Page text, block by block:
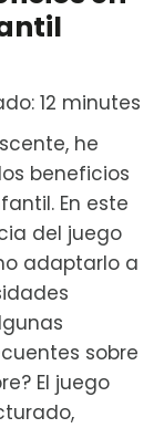
12 minutes
he
beneficios
En este
del juego
adaptarlo a
sobre
El juego